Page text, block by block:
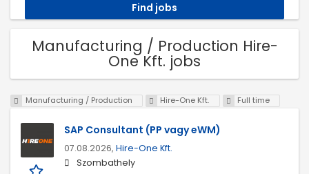
Manufacturing / Production Hire-
One Kft. jobs
Manufacturing / Production Hire-One Kft. Full time
SAP Consultant (PP vagy eWM)
07.08.2026, Hire-One Kft.
Szombathely